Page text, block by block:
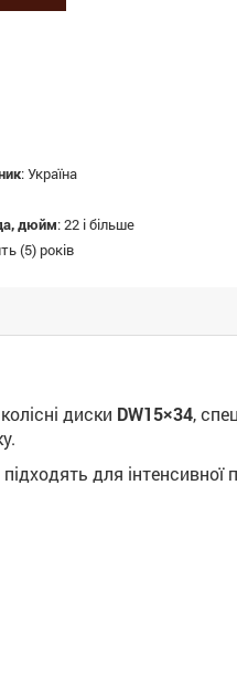
:Україна
дюйм:22 і більше
(5) років
диски DW15×34,
для інтенсивної